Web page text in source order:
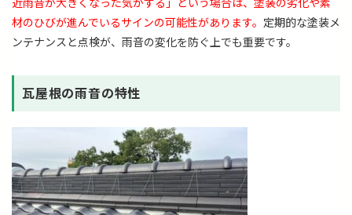
近雨音が大きくなった気がする」という場合は、塗装の劣化や素
材のひびが進んでいるサインの可能性があります。 定期的な塗装メ
ンテナンスと点検が、雨音の変化を防ぐ上でも重要です。
瓦屋根の雨音の特性